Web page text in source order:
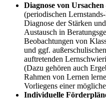
Diagnose von Ursachen
(periodischen
Diagnose der Stärken
Austausch in
Beobachtungen von
und ggf.
auftretenden
(Dazu gehören auch
Rahmen von Lernen
Vorliegens einer
Individuelle